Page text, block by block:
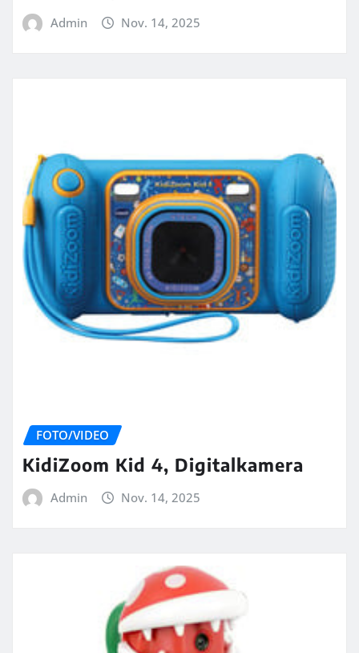
Admin Nov. 14, 2025
FOTO/VIDEO
KidiZoom Kid 4, Digitalkamera
Admin Nov. 14, 2025